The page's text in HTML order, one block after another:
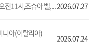
전11시,조슈아 벨,...2026.07.27
니아(이탈리아)
2026.07.24